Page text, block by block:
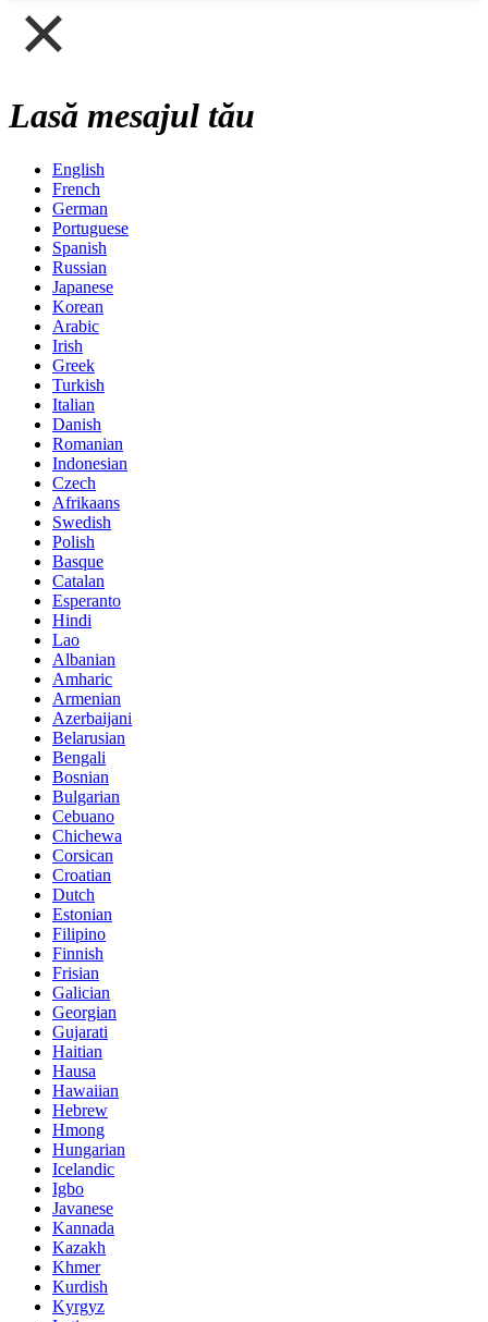
Lasă mesajul tău
English
French
German
Portuguese
Spanish
Russian
Japanese
Korean
Arabic
Irish
Greek
Turkish
Italian
Danish
Romanian
Indonesian
Czech
Afrikaans
Swedish
Polish
Basque
Catalan
Esperanto
Hindi
Lao
Albanian
Amharic
Armenian
Azerbaijani
Belarusian
Bengali
Bosnian
Bulgarian
Cebuano
Chichewa
Corsican
Croatian
Dutch
Estonian
Filipino
Finnish
Frisian
Galician
Georgian
Gujarati
Haitian
Hausa
Hawaiian
Hebrew
Hmong
Hungarian
Icelandic
Igbo
Javanese
Kannada
Kazakh
Khmer
Kurdish
Kyrgyz